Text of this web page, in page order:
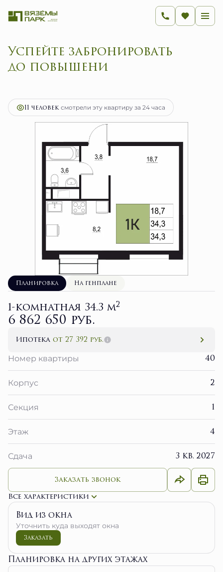
Успейте забронировать до
1-комнатная34.3 м2
6 862 650 руб.
Ипотекаот 27 392 руб.
На генплане
1-комнатная 34.3 м2
6 862 650 руб.
Ипотекаот 27 392 руб.
Номер квартиры
2
1
4
3 кв. 2027
Все характеристики
Вид из окна
Уточнить куда выходят окна
Заказать
Планировка на других этажах
9 эт. 28.3 м 2 5 763 800 руб.